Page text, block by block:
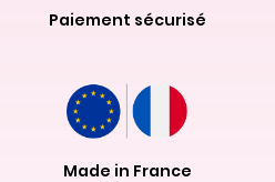
Paiement sécurisé
Made in France